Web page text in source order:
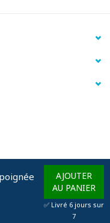
AJOUTER
AU PANIER
✅ Livré 6 jours sur
7